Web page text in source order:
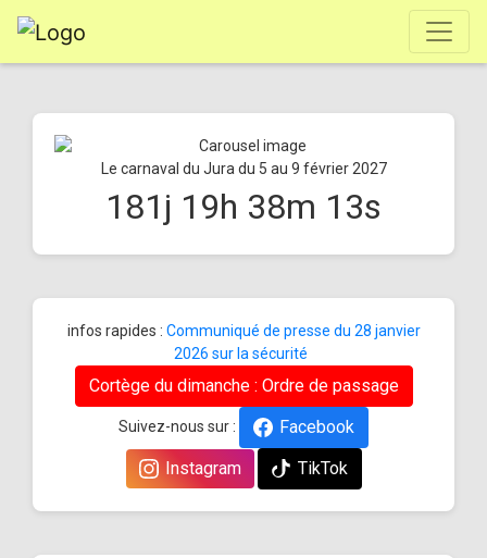
Le carnaval du Jura du 5 au 9 février 2027
181 j 19h 38m 13s
infos rapides : Communiqué de presse du 28 janvier
2026 sur la sécurité
Cortège du dimanche : Ordre de passage
Suivez-nous sur :
Facebook
Instagram
TikTok